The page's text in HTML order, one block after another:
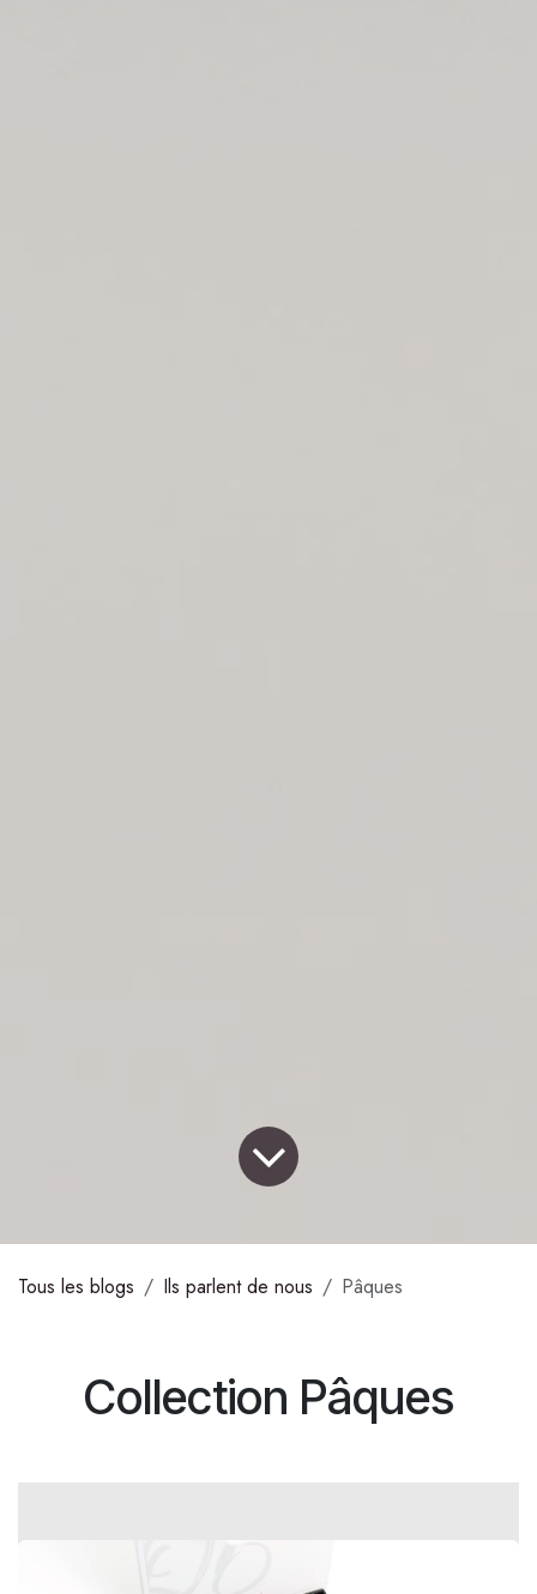
Tous les blogs Ils parlent de nous Pâques
Collection Pâques